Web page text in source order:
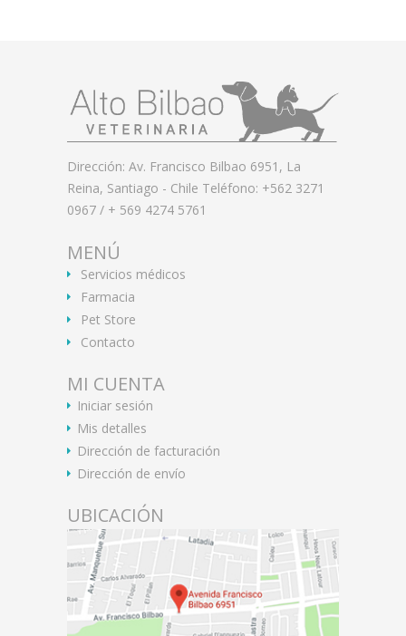
Dirección: Av. Francisco Bilbao 6951, La
Reina, Santiago - Chile Teléfono: +562 3271
0967 / + 569 4274 5761
MENÚ
Servicios médicos
Farmacia
Pet Store
Contacto
MI CUENTA
Iniciar sesión
Mis detalles
Dirección de facturación
Dirección de envío
UBICACIÓN